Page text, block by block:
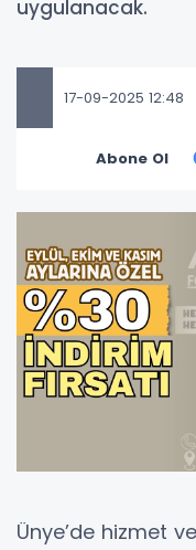
uygulanacak.
17-09-2025 12:48
Abone Ol
Ünye’de hizmet